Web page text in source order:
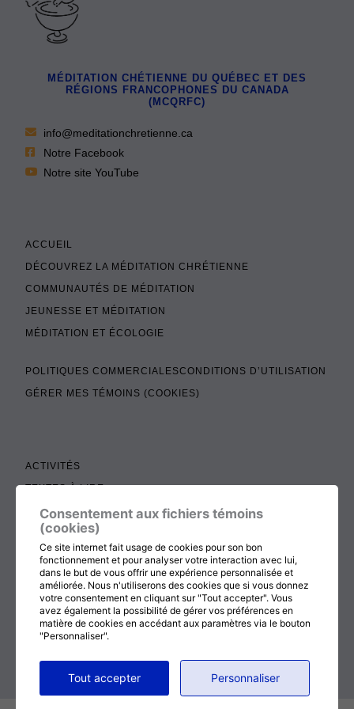
MÉDITATION CHÉTIENNE DU QUÉBEC ET DES
RÉGIONS FRANCOPHONES DU CANADA
(MCQRFC)
info@meditationchretienne.ca
Notre Facebook
Notre site YouTube
ACCUEIL
DÉCOUVREZ LA MÉDITATION CHRÉTIENNE
COMMUNAUTÉS DE MÉDITATION
JEUNESSE ET MÉDITATION
MÉDITATION ET ÉCOLOGIE
POLITIQUES COMMERCIALESCONDITIONS D’UTILISATION
GÉRER MES TÉMOINS (COOKIES)
ACTIVITÉS
TEXTES À LIRE
ADMINISTRATION
BOUTIQUE
COTISATION, RENOUVELLEMENT ET ÉCHOS
DON
CONTACTEZ-NOUS
Consentement aux fichiers témoins
(cookies)
Ce site internet fait usage de cookies pour son bon
fonctionnement et pour analyser votre interaction avec lui,
dans le but de vous offrir une expérience personnalisée et
améliorée. Nous n'utiliserons des cookies que si vous donnez
votre consentement en cliquant sur "Tout accepter". Vous
avez également la possibilité de gérer vos préférences en
matière de cookies en accédant aux paramètres via le bouton
"Personnaliser".
Tout accepter Personnaliser